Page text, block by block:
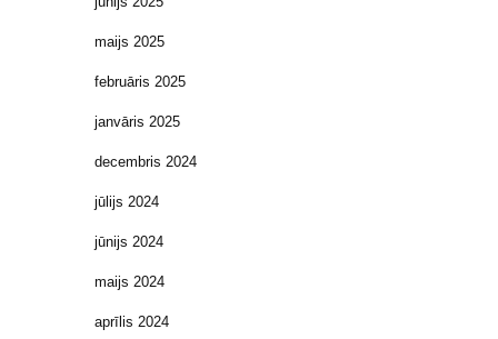
maijs 2025
februāris 2025
janvāris 2025
decembris 2024
jūlijs 2024
jūnijs 2024
maijs 2024
aprīlis 2024